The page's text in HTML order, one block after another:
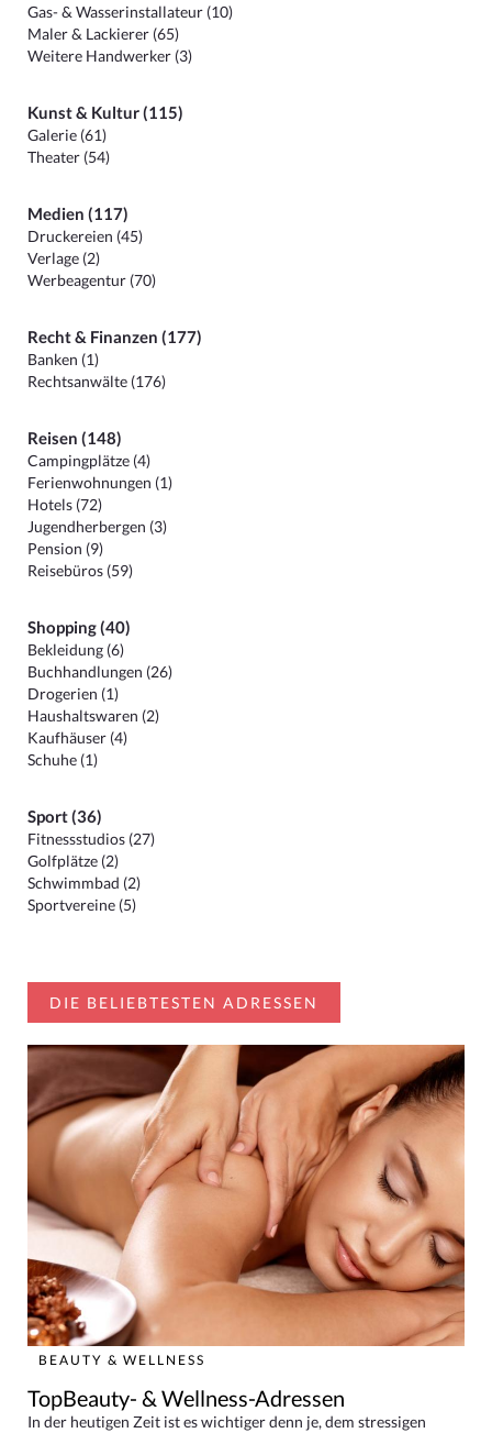
Gas- & Wasserinstallateur (10)
Maler & Lackierer (65)
Weitere Handwerker (3)
Kunst & Kultur (115)
Galerie (61)
Theater (54)
Medien (117)
Druckereien (45)
Verlage (2)
Werbeagentur (70)
Recht & Finanzen (177)
Banken (1)
Rechtsanwälte (176)
Reisen (148)
Campingplätze (4)
Ferienwohnungen (1)
Hotels (72)
Jugendherbergen (3)
Pension (9)
Reisebüros (59)
Shopping (40)
Bekleidung (6)
Buchhandlungen (26)
Drogerien (1)
Haushaltswaren (2)
Kaufhäuser (4)
Schuhe (1)
Sport (36)
Fitnessstudios (27)
Golfplätze (2)
Schwimmbad (2)
Sportvereine (5)
DIE BELIEBTESTEN ADRESSEN
BEAUTY & WELLNESS
TopBeauty- & Wellness-Adressen
In der heutigen Zeit ist es wichtiger denn je, dem stressigen